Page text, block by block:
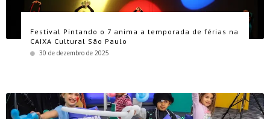
Festival Pintando o 7 anima a temporada de férias na
CAIXA Cultural São Paulo
30 de dezembro de 2025